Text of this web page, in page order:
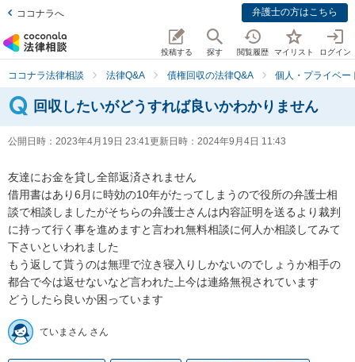
ココナラへ 弁護士の方はこちら
投稿する 探す 閲覧履歴 マイリスト ログイン
ココナラ法律相談 法律Q&A 債権回収の法律Q&A 個人・プライベー
回収したいがどうすれば良いかわかりません
公開日時： 2023年4月19日 23:41更新日時： 2024年9月4日 11:43
友達にお金を貸し全部返済されません
借用書はあり6月に時効の10年がたってしまうので役所の弁護士相
談で相談しましたがそちらの弁護士さんは内容証明を送るより裁判
に持って行く事を進めますと言われ無料相談に何人か相談してみて
下さいといわれました
もう返して貰うのは無理で泣き寝入りしかないのでしょうか相手の
都合で今は返せないなど言われた上今は連絡無視されています
どうしたら良いか困っています
ていまさん さん